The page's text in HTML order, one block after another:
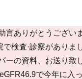
言ありがとうござい
検査·診察がありま
ーの資料、お送り致
で今年に入